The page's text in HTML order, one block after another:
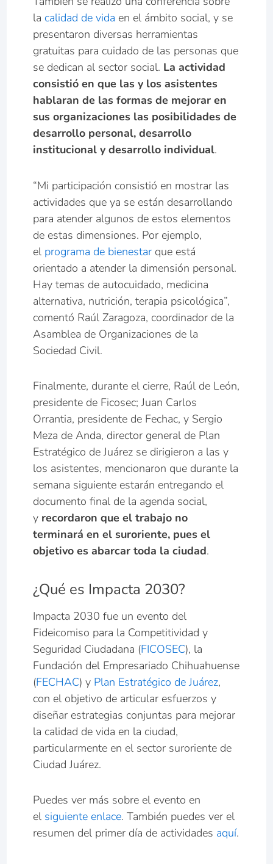
la calidad de vida en el ámbito social, y se
presentaron diversas herramientas
gratuitas para cuidado de las personas que
se dedican al sector social. La actividad
consistió en que las y los asistentes
hablaran de las formas de mejorar en
sus organizaciones las posibilidades de
desarrollo personal, desarrollo
institucional y desarrollo individual.
“Mi participación consistió en mostrar las
actividades que ya se están desarrollando
para atender algunos de estos elementos
de estas dimensiones. Por ejemplo,
el programa de bienestarque está
orientado a atender la dimensión personal.
Hay temas de autocuidado, medicina
alternativa, nutrición, terapia psicológica”,
comentó Raúl Zaragoza, coordinador de la
Asamblea de Organizaciones de la
Sociedad Civil.
Finalmente, durante el cierre, Raúl de León,
presidente de Ficosec; Juan Carlos
Orrantia, presidente de Fechac, y Sergio
Meza de Anda, director general de Plan
Estratégico de Juárez se dirigieron a las y
los asistentes, mencionaron que durante la
semana siguiente estarán entregando el
documento final de la agenda social,
y recordaron que el trabajo no
terminará en el suroriente, pues el
objetivo es abarcar toda la ciudad.
¿Qué es Impacta 2030?
Impacta 2030 fue un evento del
Fideicomiso para la Competitividad y
Seguridad Ciudadana (FICOSEC), la
Fundación del Empresariado Chihuahuense
(FECHAC) y Plan Estratégico de Juárez,
con el objetivo de articular esfuerzos y
diseñar estrategias conjuntas para mejorar
la calidad de vida en la ciudad,
particularmente en el sector suroriente de
Ciudad Juárez.
Puedes ver más sobre el evento en
el siguiente enlace. También puedes ver el
resumen del primer día de actividades aquí.